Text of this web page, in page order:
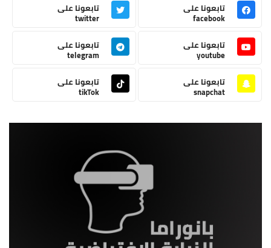
تابعونا على
facebook
تابعونا على
twitter
تابعونا على
youtube
تابعونا على
telegram
تابعونا على
snapchat
تابعونا على
tikTok